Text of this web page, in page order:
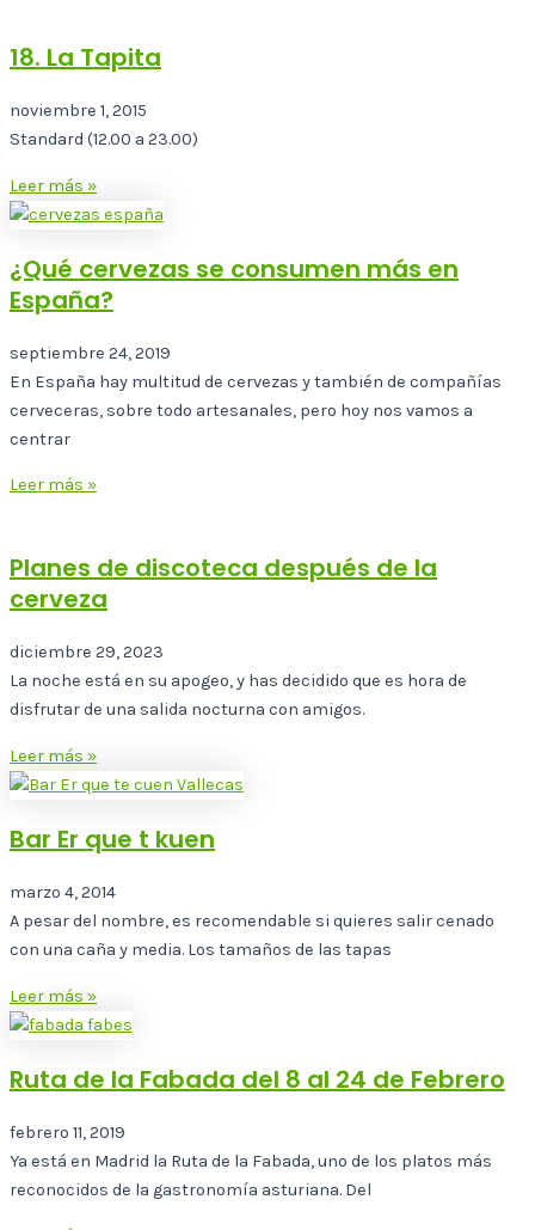
18. La Tapita
noviembre 1, 2015
Standard (12.00 a 23.00)
Leer más »
¿Qué cervezas se consumen más en
España?
septiembre 24, 2019
En España hay multitud de cervezas y también de compañías
cerveceras, sobre todo artesanales, pero hoy nos vamos a
centrar
Leer más »
Planes de discoteca después de la
cerveza
diciembre 29, 2023
La noche está en su apogeo, y has decidido que es hora de
disfrutar de una salida nocturna con amigos.
Leer más »
Bar Er que t kuen
marzo 4, 2014
A pesar del nombre, es recomendable si quieres salir cenado
con una caña y media. Los tamaños de las tapas
Leer más »
Ruta de la Fabada del 8 al 24 de Febrero
febrero 11, 2019
Ya está en Madrid la Ruta de la Fabada, uno de los platos más
reconocidos de la gastronomía asturiana. Del